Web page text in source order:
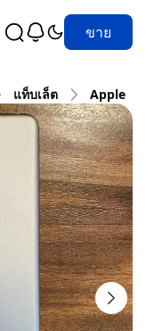
ขาย
แท็บเล็ต Apple